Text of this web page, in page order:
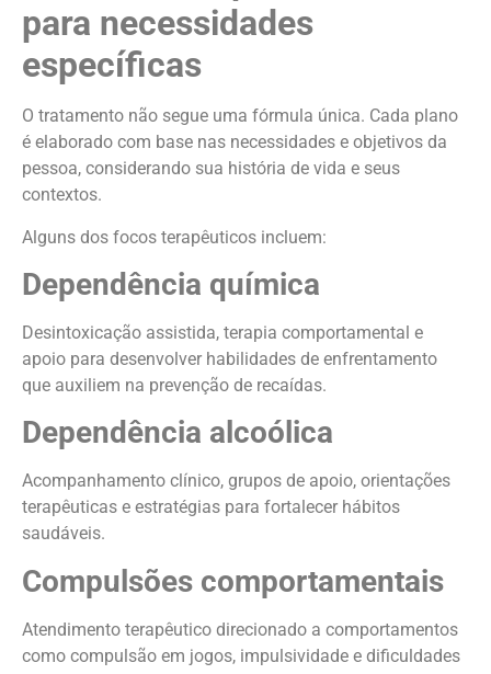
para necessidades
específicas
O tratamento não segue uma fórmula única. Cada plano
é elaborado com base nas necessidades e objetivos da
pessoa, considerando sua história de vida e seus
contextos.
Alguns dos focos terapêuticos incluem:
Dependência química
Desintoxicação assistida, terapia comportamental e
apoio para desenvolver habilidades de enfrentamento
que auxiliem na prevenção de recaídas.
Dependência alcoólica
Acompanhamento clínico, grupos de apoio, orientações
terapêuticas e estratégias para fortalecer hábitos
saudáveis.
Compulsões comportamentais
Atendimento terapêutico direcionado a comportamentos
como compulsão em jogos, impulsividade e dificuldades